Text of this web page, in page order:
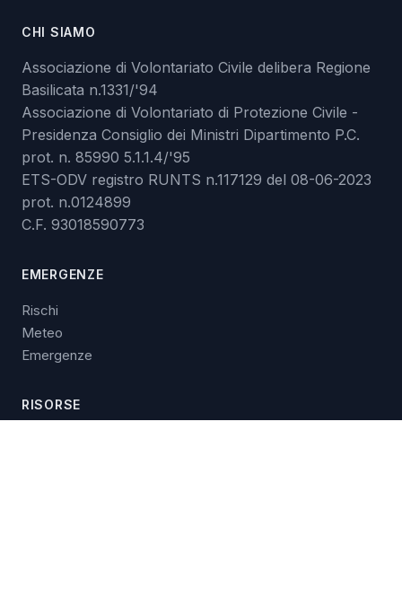
CHI SIAMO
Associazione di Volontariato Civile delibera Regione
Basilicata n.1331/'94
Associazione di Volontariato di Protezione Civile -
Presidenza Consiglio dei Ministri Dipartimento P.C.
prot. n. 85990 5.1.1.4/'95
ETS-ODV registro RUNTS n.117129 del 08-06-2023
prot. n.0124899
C.F. 93018590773
EMERGENZE
Rischi
Meteo
Emergenze
RISORSE